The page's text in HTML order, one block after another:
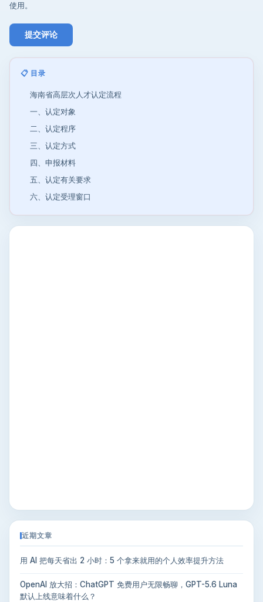
使用。
📋 目录
海南省高层次人才认定流程
一、认定对象
二、认定程序
三、认定方式
四、申报材料
五、认定有关要求
六、认定受理窗口
近期文章
用 AI 把每天省出 2 小时：5 个拿来就用的个人效率提升方法
OpenAI 放大招：ChatGPT 免费用户无限畅聊，GPT-5.6 Luna
默认上线意味着什么？